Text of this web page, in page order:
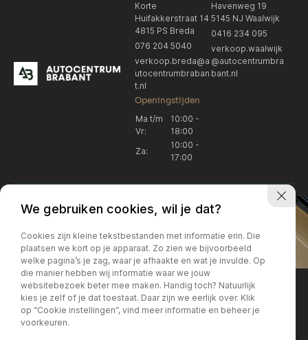
Korte
Huifakkerstraat 14
4815 PS Breda
076 204 5040
verkoop.breda@a
utocentrumbraban
t.nl
Havenweg 19
5145 NJ Waalwijk
0416 234 095
verkoop.waalwijk
@autocentrumbra
bant.nl
Openingstijden
Ma t/m
Vr:
10:00 -
18:00
Za:
10:00 -
17:00
Locatie Breda
076 204 5040
Locatie Breda
verkoop.breda@autocentrum
brabant.nl
Locatie Breda
Korte Huifakkerstraat 14
4815 PS Breda
Locatie Breda
+31 076 204 5040
We gebruiken cookies, wil je dat?
Cookies zijn kleine tekstbestanden met informatie erin. Die
plaatsen we kort op je apparaat. Zo zien we bijvoorbeeld
welke pagina’s je zag, waar je afhaakte en wat je invulde. Op
die manier hebben wij informatie waar we jouw
websitebezoek beter mee maken. Handig toch? Natuurlijk
kies je zelf of je dat toestaat. Daar zijn we eerlijk over. Klik
op “Cookie instellingen”, vind meer informatie en beheer je
voorkeuren.